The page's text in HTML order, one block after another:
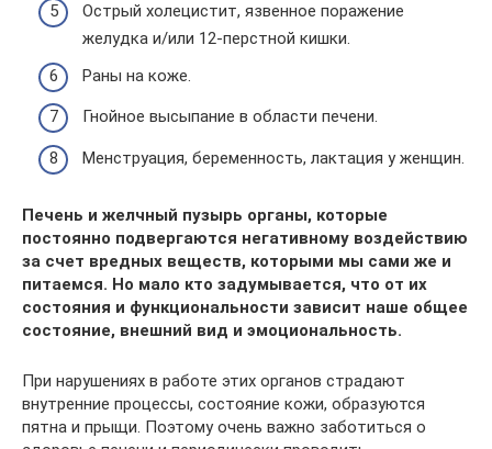
Острый холецистит, язвенное поражение
желудка и/или 12-перстной кишки.
Раны на коже.
Гнойное высыпание в области печени.
Менструация, беременность, лактация у женщин.
Печень и желчный пузырь органы, которые
постоянно подвергаются негативному воздействию
за счет вредных веществ, которыми мы сами же и
питаемся. Но мало кто задумывается, что от их
состояния и функциональности зависит наше общее
состояние, внешний вид и эмоциональность.
При нарушениях в работе этих органов страдают
внутренние процессы, состояние кожи, образуются
пятна и прыщи. Поэтому очень важно заботиться о